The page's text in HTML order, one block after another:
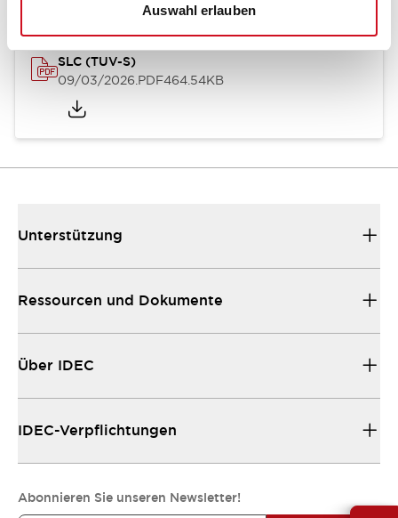
Auswahl erlauben
SLC (TUV-S)
09/03/2026.PDF464.54KB
Unterstützung
Ressourcen und Dokumente
Über IDEC
IDEC-Verpflichtungen
Abonnieren Sie unseren Newsletter!